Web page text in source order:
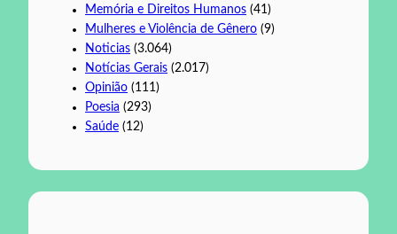
Memória e Direitos Humanos (41)
Mulheres e Violência de Gênero (9)
Noticias (3.064)
Notícias Gerais (2.017)
Opinião (111)
Poesia (293)
Saúde (12)